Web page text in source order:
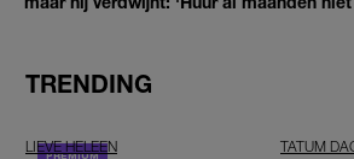
TRENDING
LIEVE HELEEN TATUM